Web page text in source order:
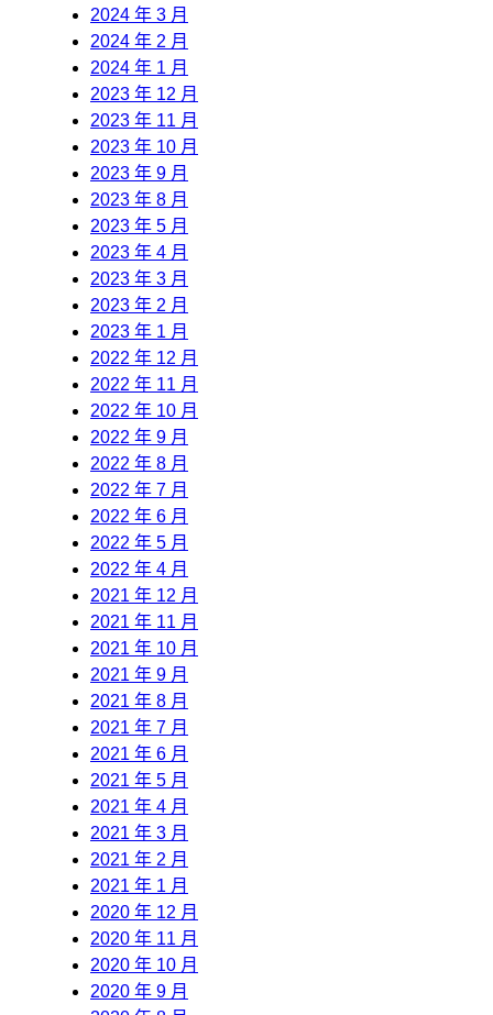
2024 年 3 月
2024 年 2 月
2024 年 1 月
2023 年 12 月
2023 年 11 月
2023 年 10 月
2023 年 9 月
2023 年 8 月
2023 年 5 月
2023 年 4 月
2023 年 3 月
2023 年 2 月
2023 年 1 月
2022 年 12 月
2022 年 11 月
2022 年 10 月
2022 年 9 月
2022 年 8 月
2022 年 7 月
2022 年 6 月
2022 年 5 月
2022 年 4 月
2021 年 12 月
2021 年 11 月
2021 年 10 月
2021 年 9 月
2021 年 8 月
2021 年 7 月
2021 年 6 月
2021 年 5 月
2021 年 4 月
2021 年 3 月
2021 年 2 月
2021 年 1 月
2020 年 12 月
2020 年 11 月
2020 年 10 月
2020 年 9 月